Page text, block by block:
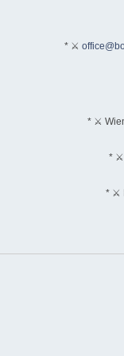
* ⚔
* ⚔
* ⚔
* ⚔